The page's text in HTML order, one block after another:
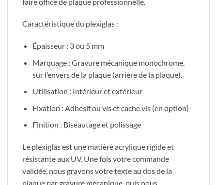
Caractéristique du plexiglas :
Épaisseur : 3 ou 5 mm
Marquage : Gravure mécanique monochrome,
sur l’envers de la plaque (arrière de la plaque).
Utilisation : Intérieur et extérieur
Fixation : Adhésif ou vis et cache vis (en option)
Finition : Biseautage et polissage
Le plexiglas est une matière acrylique rigide et
résistante aux UV. Une fois votre commande
validée, nous gravons votre texte au dos de la
plaque par gravure mécanique, puis nous